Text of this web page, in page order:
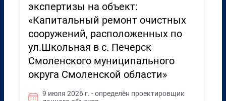
экспертизы на объект:
«Капитальный ремонт очистных
сооружений, расположенных по
ул.Школьная в с. Печерск
Смоленского муниципального
округа Смоленской области»
9 июля 2026 г. - определён проектировщик